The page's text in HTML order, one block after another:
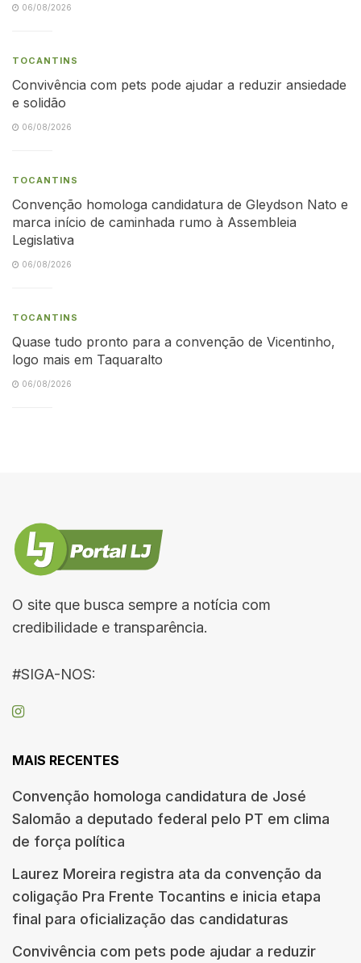
06/08/2026
TOCANTINS
Convivência com pets pode ajudar a reduzir ansiedade
e solidão
06/08/2026
TOCANTINS
Convenção homologa candidatura de Gleydson Nato e
marca início de caminhada rumo à Assembleia
Legislativa
06/08/2026
TOCANTINS
Quase tudo pronto para a convenção de Vicentinho,
logo mais em Taquaralto
06/08/2026
O site que busca sempre a notícia com
credibilidade e transparência.
#SIGA-NOS:
MAIS RECENTES
Convenção homologa candidatura de José
Salomão a deputado federal pelo PT em clima
de força política
Laurez Moreira registra ata da convenção da
coligação Pra Frente Tocantins e inicia etapa
final para oficialização das candidaturas
Convivência com pets pode ajudar a reduzir